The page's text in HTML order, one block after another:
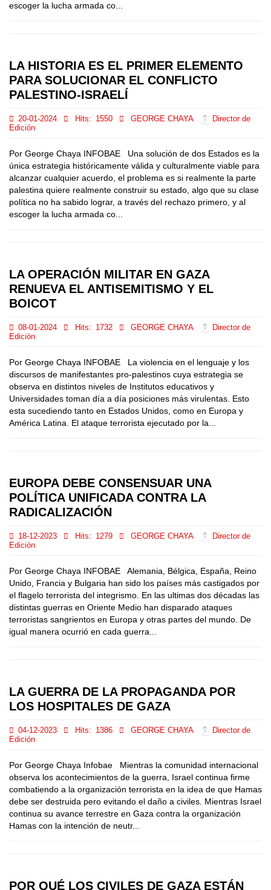
escoger la lucha armada co...
LA HISTORIA ES EL PRIMER ELEMENTO
PARA SOLUCIONAR EL CONFLICTO
PALESTINO-ISRAELÍ
20-01-2024 Hits: 1550 GEORGE CHAYA
Director de
Edición
Por George Chaya INFOBAE Una solución de dos Estados es la
única estrategia históricamente válida y culturalmente viable para
alcanzar cualquier acuerdo, el problema es si realmente la parte
palestina quiere realmente construir su estado, algo que su clase
política no ha sabido lograr, a través del rechazo primero, y al
escoger la lucha armada co...
LA OPERACIÓN MILITAR EN GAZA
RENUEVA EL ANTISEMITISMO Y EL
BOICOT
08-01-2024 Hits: 1732 GEORGE CHAYA
Director de
Edición
Por George Chaya INFOBAE La violencia en el lenguaje y los
discursos de manifestantes pro-palestinos cuya estrategia se
observa en distintos niveles de Institutos educativos y
Universidades toman día a día posiciones más virulentas. Esto
esta sucediendo tanto en Estados Unidos, como en Europa y
América Latina. El ataque terrorista ejecutado por la...
EUROPA DEBE CONSENSUAR UNA
POLÍTICA UNIFICADA CONTRA LA
RADICALIZACIÓN
18-12-2023 Hits: 1279 GEORGE CHAYA
Director de
Edición
Por George Chaya INFOBAE Alemania, Bélgica, España, Reino
Unido, Francia y Bulgaria han sido los países más castigados por
el flagelo terrorista del integrismo. En las ultimas dos décadas las
distintas guerras en Oriente Medio han disparado ataques
terroristas sangrientos en Europa y otras partes del mundo. De
igual manera ocurrió en cada guerra...
LA GUERRA DE LA PROPAGANDA POR
LOS HOSPITALES DE GAZA
04-12-2023 Hits: 1386 GEORGE CHAYA
Director de
Edición
Por George Chaya Infobae Mientras la comunidad internacional
observa los acontecimientos de la guerra, Israel continua firme
combatiendo a la organización terrorista en la idea de que Hamas
debe ser destruida pero evitando el daño a civiles. Mientras Israel
continua su avance terrestre en Gaza contra la organización
Hamas con la intención de neutr...
POR QUÉ LOS CIVILES DE GAZA ESTÁN